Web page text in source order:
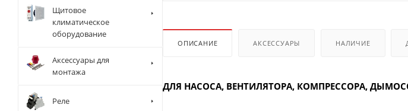
ОПИСАНИЕ АКСЕССУАРЫ НАЛИЧИЕ
ДЛЯ НАСОСА, ВЕНТИЛЯТОРА, КОМПРЕССОРА,
Щитовое
климатическое
оборудование
Аксессуары для
монтажа
Реле